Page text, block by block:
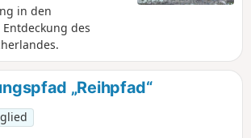
in den
des
„Reihpfad“